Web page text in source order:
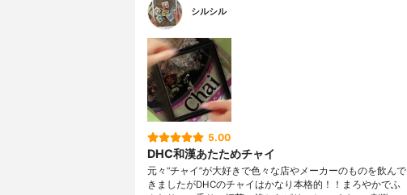
シルシル
5.00
DHC和漢あたためチャイ
元々“チャイ”が大好きで色々な店やメーカーのものを飲んで
きましたがDHCのチャイはかなり本格的！！まろやかでふ